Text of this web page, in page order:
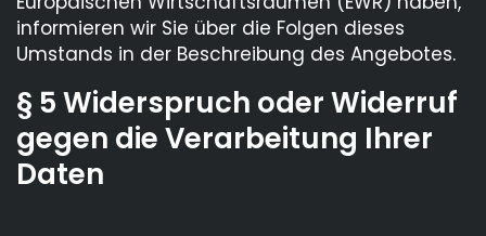
informieren wir Sie über die Folgen dieses
Umstands in der Beschreibung des Angebotes.
§ 5 Widerspruch oder Widerruf
gegen die Verarbeitung Ihrer
Daten